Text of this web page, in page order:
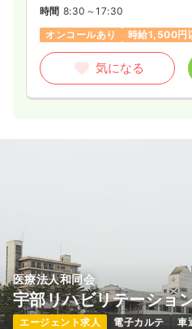
時間 8:30～17:30
オンコールあり
時給1,500円
気になる
医療法人和同会
宇部リハビリテーショ
エージェント求人 電子カルテ 車